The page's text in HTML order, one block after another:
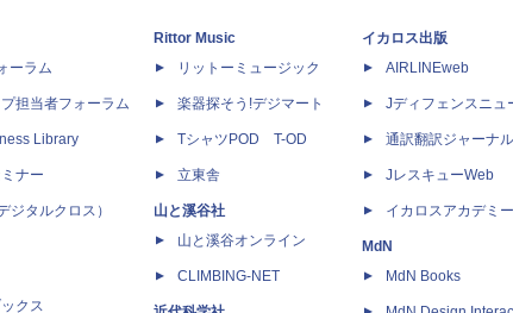
ーラム
担当者フォーラム
Library
ナー
ジタルクロス）
クス
Rittor Music
リットーミュージック
楽器探そう!デジマート
TシャツPOD T-OD
立東舎
山と溪谷社
山と溪谷オンライン
CLIMBING-NET
イカロス出版
AIRLINEweb
Jディフェンスニュ
通訳翻訳ジャーナル
JレスキューWeb
イカロスアカデミー
MdN
MdN Books